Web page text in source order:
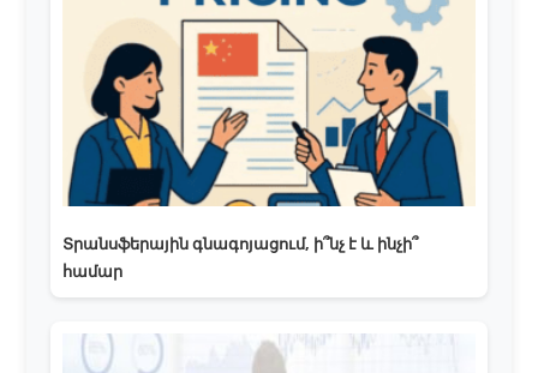
Տրանսֆերային գնագոյացում, ի՞նչ է և ինչի՞
համար